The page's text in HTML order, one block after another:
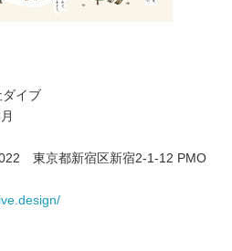
イブ
東京都新宿区新宿2-1-12 PMO